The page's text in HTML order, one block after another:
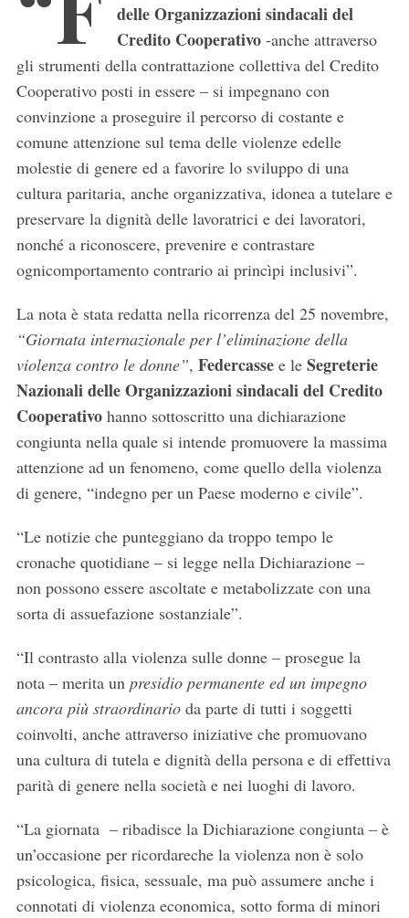
delle Organizzazioni sindacali del
Credito Cooperativo -anche attraverso
gli strumenti della contrattazione collettiva del Credito
Cooperativo posti in essere – si impegnano con
convinzione a proseguire il percorso di costante e
comune attenzione sul tema delle violenze edelle
molestie di genere ed a favorire lo sviluppo di una
cultura paritaria, anche organizzativa, idonea a tutelare e
preservare la dignità delle lavoratrici e dei lavoratori,
nonché a riconoscere, prevenire e contrastare
ognicomportamento contrario ai princìpi inclusivi”.
La nota è stata redatta nella ricorrenza del 25 novembre,
“Giornata internazionale per l’eliminazione della
violenza contro le donne”, Federcasse e le Segreterie
Nazionali delle Organizzazioni sindacali del Credito
Cooperativo hanno sottoscritto una dichiarazione
congiunta nella quale si intende promuovere la massima
attenzione ad un fenomeno, come quello della violenza
di genere, “indegno per un Paese moderno e civile”.
“Le notizie che punteggiano da troppo tempo le
cronache quotidiane – si legge nella Dichiarazione –
non possono essere ascoltate e metabolizzate con una
sorta di assuefazione sostanziale”.
“Il contrasto alla violenza sulle donne – prosegue la
nota – merita un presidio permanente ed un impegno
ancora più straordinario da parte di tutti i soggetti
coinvolti, anche attraverso iniziative che promuovano
una cultura di tutela e dignità della persona e di effettiva
parità di genere nella società e nei luoghi di lavoro.
“La giornata – ribadisce la Dichiarazione congiunta – è
un’occasione per ricordareche la violenza non è solo
psicologica, fisica, sessuale, ma può assumere anche i
connotati di violenza economica, sotto forma di minori